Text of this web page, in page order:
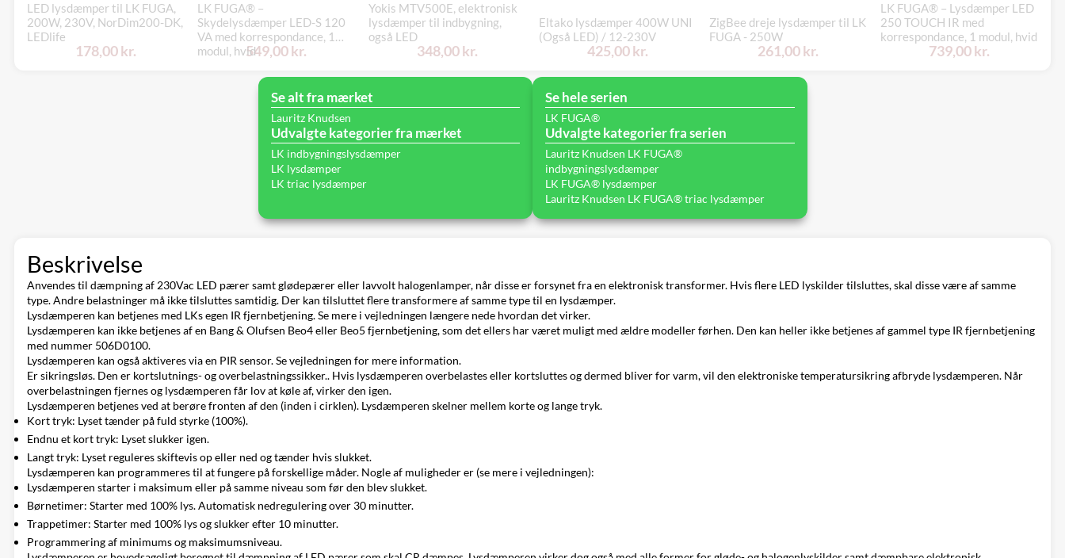
LED lysdæmper til LK FUGA,
200W, 230V, NorDim200-DK,
LEDlife
178,00 kr.
LK FUGA® –
Skydelysdæmper LED-S 120
VA med korrespondance, 1
modul, hvid549,00 kr.
Yokis MTV500E, elektronisk
lysdæmper til indbygning,
også LED
348,00 kr.
Eltako lysdæmper 400W UNI
(Også LED) / 12-230V
425,00 kr.
ZigBee dreje lysdæmper til LK
FUGA - 250W
261,00 kr.
LK FUGA® – Lysdæmper LED
250 TOUCH IR med
korrespondance, 1 modul, hvid
739,00 kr.
Se alt fra mærket
Lauritz Knudsen
Udvalgte kategorier fra mærket
LK indbygningslysdæmper
LK lysdæmper
LK triac lysdæmper
Se hele serien
LK FUGA®
Udvalgte kategorier fra serien
Lauritz Knudsen LK FUGA®
indbygningslysdæmper
LK FUGA® lysdæmper
Lauritz Knudsen LK FUGA® triac lysdæmper
Beskrivelse
Anvendes til dæmpning af 230Vac LED pærer samt glødepærer eller lavvolt halogenlamper, når disse er forsynet fra en elektronisk transformer. Hvis flere LED lyskilder tilsluttes, skal disse være af samme
type. Andre belastninger må ikke tilsluttes samtidig. Der kan tilsluttet flere transformere af samme type til en lysdæmper.
Lysdæmperen kan betjenes med LKs egen IR fjernbetjening. Se mere i vejledningen længere nede hvordan det virker.
Lysdæmperen kan ikke betjenes af en Bang & Olufsen Beo4 eller Beo5 fjernbetjening, som det ellers har været muligt med ældre modeller førhen. Den kan heller ikke betjenes af gammel type IR fjernbetjening
med nummer 506D0100.
Lysdæmperen kan også aktiveres via en PIR sensor. Se vejledningen for mere information.
Er sikringsløs. Den er kortslutnings- og overbelastningssikker.. Hvis lysdæmperen overbelastes eller kortsluttes og dermed bliver for varm, vil den elektroniske temperatursikring afbryde lysdæmperen. Når
overbelastningen fjernes og lysdæmperen får lov at køle af, virker den igen.
Lysdæmperen betjenes ved at berøre fronten af den (inden i cirklen). Lysdæmperen skelner mellem korte og lange tryk.
Kort tryk: Lyset tænder på fuld styrke (100%).
Endnu et kort tryk: Lyset slukker igen.
Langt tryk: Lyset reguleres skiftevis op eller ned og tænder hvis slukket.
Lysdæmperen kan programmeres til at fungere på forskellige måder. Nogle af muligheder er (se mere i vejledningen):
Lysdæmperen starter i maksimum eller på samme niveau som før den blev slukket.
Børnetimer: Starter med 100% lys. Automatisk nedregulering over 30 minutter.
Trappetimer: Starter med 100% lys og slukker efter 10 minutter.
Programmering af minimums og maksimumsniveau.